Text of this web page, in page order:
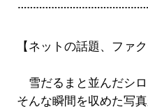
【ネットの話題、ファ
雪だるまと並んだシ
そんな瞬間を収めた写